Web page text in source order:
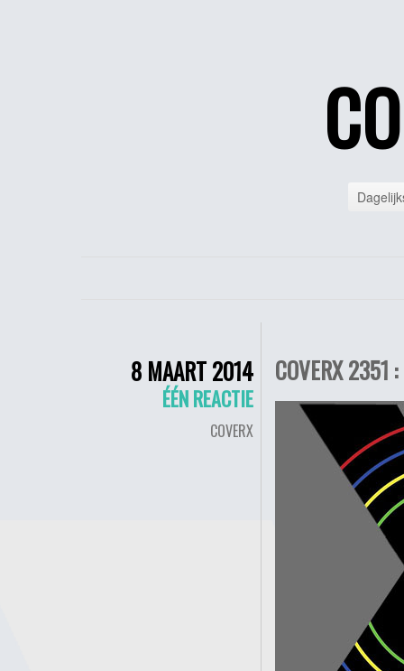
8 MAART 2014
ÉÉN REACTIE
COVERX
COVERX 2351